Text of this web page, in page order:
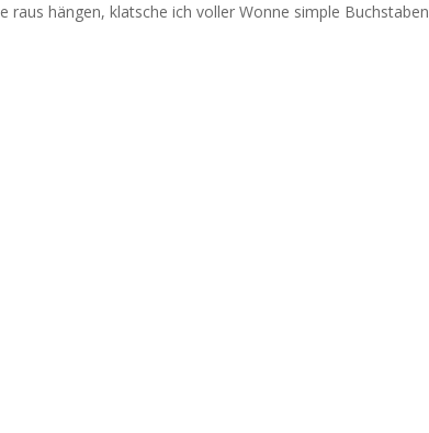
hängen, klatsche ich voller Wonne simple Buchstaben